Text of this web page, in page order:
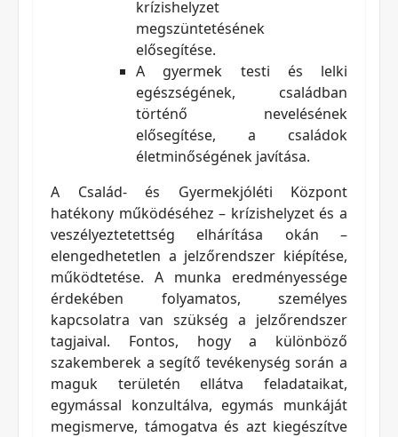
krízishelyzet
megszüntetésének
elősegítése.
A gyermek testi és lelki
egészségének, családban
történő nevelésének
elősegítése, a családok
életminőségének javítása.
A Család- és Gyermekjóléti Központ
hatékony működéséhez – krízishelyzet és a
veszélyeztetettség elhárítása okán –
elengedhetetlen a jelzőrendszer kiépítése,
működtetése. A munka eredményessége
érdekében folyamatos, személyes
kapcsolatra van szükség a jelzőrendszer
tagjaival. Fontos, hogy a különböző
szakemberek a segítő tevékenység során a
maguk területén ellátva feladataikat,
egymással konzultálva, egymás munkáját
megismerve, támogatva és azt kiegészítve